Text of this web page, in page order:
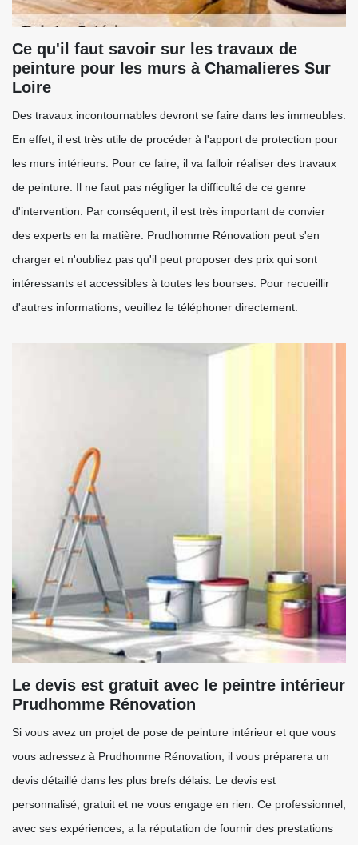
Ce qu'il faut savoir sur les travaux de
peinture pour les murs à Chamalieres Sur
Loire
Des travaux incontournables devront se faire dans les immeubles.
En effet, il est très utile de procéder à l'apport de protection pour
les murs intérieurs. Pour ce faire, il va falloir réaliser des travaux
de peinture. Il ne faut pas négliger la difficulté de ce genre
d'intervention. Par conséquent, il est très important de convier
des experts en la matière. Prudhomme Rénovation peut s'en
charger et n'oubliez pas qu'il peut proposer des prix qui sont
intéressants et accessibles à toutes les bourses. Pour recueillir
d'autres informations, veuillez le téléphoner directement.
Le devis est gratuit avec le peintre intérieur
Prudhomme Rénovation
Si vous avez un projet de pose de peinture intérieur et que vous
vous adressez à Prudhomme Rénovation, il vous préparera un
devis détaillé dans les plus brefs délais. Le devis est
personnalisé, gratuit et ne vous engage en rien. Ce professionnel,
avec ses expériences, a la réputation de fournir des prestations